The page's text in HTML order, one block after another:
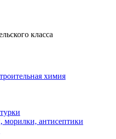
класса
химия
морилки, антисептики